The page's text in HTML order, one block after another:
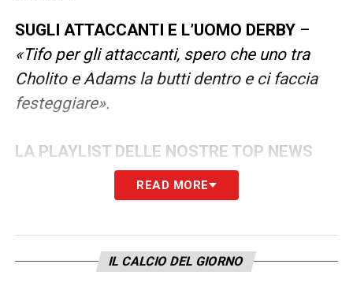
SUGLI ATTACCANTI E L’UOMO DERBY–
«Tifo per gli attaccanti, spero che uno tra
Cholito e Adams la butti dentro e ci faccia
festeggiare».
LA PLAYLIST DELLE NOSTRE TOP NEWS
READ MORE
IL CALCIO DEL GIORNO